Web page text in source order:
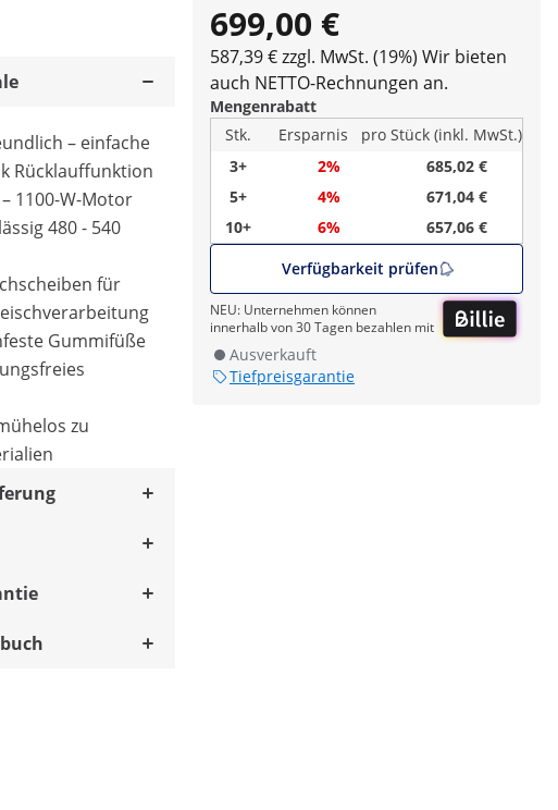
699,00 €
587,39 € zzgl. MwSt. (19%) Wir bieten
auch NETTO-Rechnungen an.
Mengenrabatt
Stk.
Ersparnis
pro Stück (inkl. MwSt.)
3+
2%
685,02 €
5+
4%
671,04 €
10+
6%
657,06 €
Verfügbarkeit prüfen
NEU: Unternehmen können
innerhalb von 30 Tagen bezahlen mit
Ausverkauft
Tiefpreisgarantie
– einfache
Rücklauffunktion
1100-W-Motor
480 - 540
für
Gummifüße
zu